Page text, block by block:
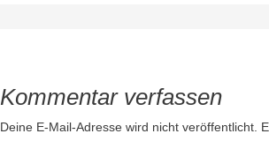
Kommentar verfassen
Deine E-Mail-Adresse wird nicht veröffentlicht.